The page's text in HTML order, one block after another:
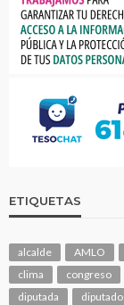
ETIQUETAS
alcalde AMLO
clima
congreso
diputada
diputado